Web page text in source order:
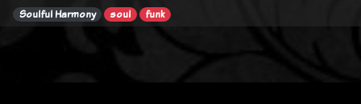
Soulful Harmony soul funk